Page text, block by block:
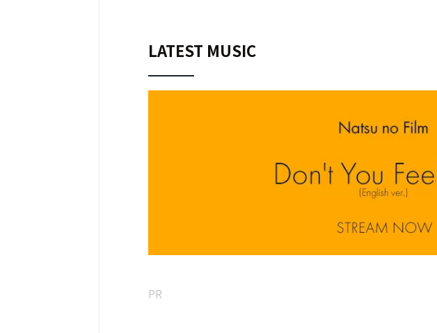
LATEST MUSIC
PR